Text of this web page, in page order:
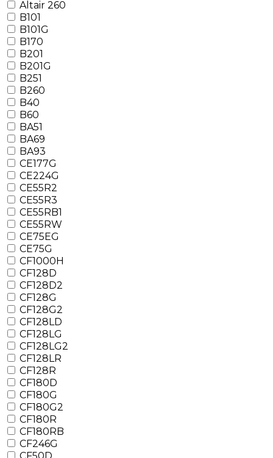
Altair 260
B101
B101G
B170
B201
B201G
B251
B260
B40
B60
BA51
BA69
BA93
CE177G
CE224G
CE55R2
CE55R3
CE55RB1
CE55RW
CE75EG
CE75G
CF1000H
CF128D
CF128D2
CF128G
CF128G2
CF128LD
CF128LG
CF128LG2
CF128LR
CF128R
CF180D
CF180G
CF180G2
CF180R
CF180RB
CF246G